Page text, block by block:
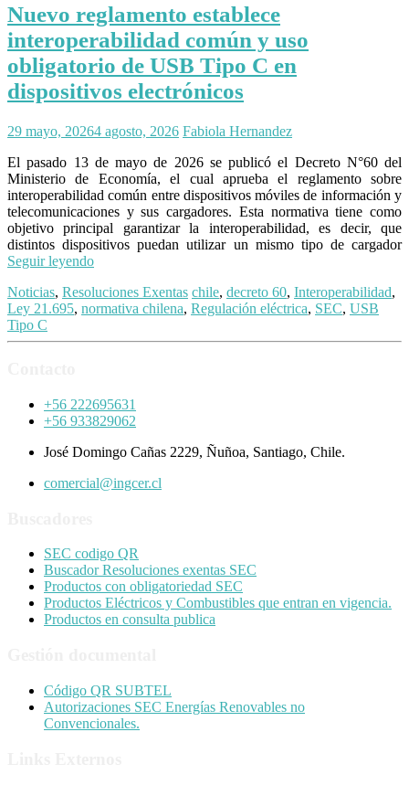
Nuevo reglamento establece
interoperabilidad común y uso
obligatorio de USB Tipo C en
dispositivos electrónicos
29 mayo, 20264 agosto, 2026 Fabiola Hernandez
El pasado 13 de mayo de 2026 se publicó el Decreto N°60 del
Ministerio de Economía, el cual aprueba el reglamento sobre
interoperabilidad común entre dispositivos móviles de información y
telecomunicaciones y sus cargadores. Esta normativa tiene como
objetivo principal garantizar la interoperabilidad, es decir, que
distintos dispositivos puedan utilizar un mismo tipo de cargador
Seguir leyendo
Noticias, Resoluciones Exentas chile, decreto 60, Interoperabilidad,
Ley 21.695, normativa chilena, Regulación eléctrica, SEC, USB
Tipo C
+56 222695631
+56 933829062
José Domingo Cañas 2229, Ñuñoa, Santiago, Chile.
comercial@ingcer.cl
SEC codigo QR
Buscador Resoluciones exentas SEC
Productos con obligatoriedad SEC
Productos Eléctricos y Combustibles que entran en vigencia.
Productos en consulta publica
Código QR SUBTEL
Autorizaciones SEC Energías Renovables no
Convencionales.